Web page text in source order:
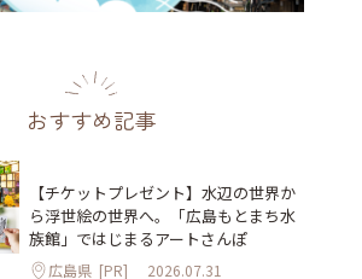
おすすめ記事
【チケットプレゼント】水辺の世界か
ら浮世絵の世界へ。「広島もとまち水
族館」ではじまるアートさんぽ
広島県 [PR] 2026.07.31